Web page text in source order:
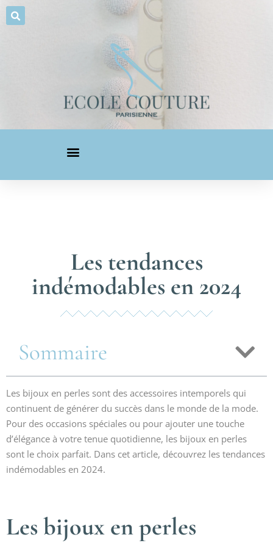
Les tendances
indémodables en 2024
Sommaire
Les bijoux en perles sont des accessoires intemporels qui
continuent de générer du succès dans le monde de la mode.
Pour des occasions spéciales ou pour ajouter une touche
d’élégance à votre tenue quotidienne, les bijoux en perles
sont le choix parfait. Dans cet article, découvrez les tendances
indémodables en 2024.
Les bijoux en perles